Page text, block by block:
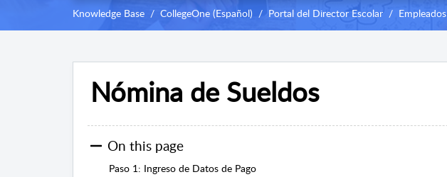
Knowledge Base CollegeOne (Español) Portal del Director Escolar Empleados
Nómina de Sueldos
On this page
Paso 1: Ingreso de Datos de Pago